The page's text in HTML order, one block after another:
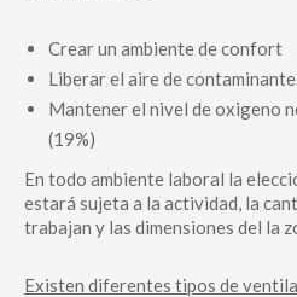
Crear un ambiente de confort
Liberar el aire de
Mantener el nivel de oxigeno
(19%)
En todo ambiente laboral la
estará sujeta a la actividad, la
trabajan y las dimensiones del la
Existen diferentes tipos de